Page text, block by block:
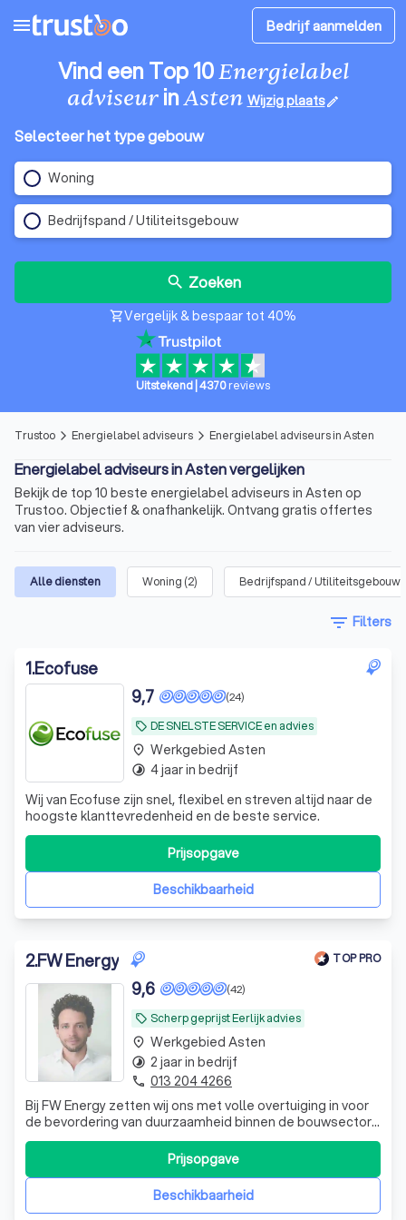
menu Bedrijf aanmelden
Vind een Top 10Energielabel
adviseurinAsten Wijzig plaatsedit
Selecteer het type gebouw
Woning
Bedrijfspand / Utiliteitsgebouw
search Zoeken
shopping_cartVergelijk & bespaar tot 40%
Uitstekend 4370reviews
Trustoo arrow_forward_ios Energielabel adviseurs arrow_forward_ios Energielabel adviseurs in Asten
Energielabel adviseurs in Asten vergelijken
Bekijk de top 10 beste energielabel adviseurs in Asten op
Trustoo. Objectief & onafhankelijk. Ontvang gratis offertes
van vier adviseurs.
Alle diensten Woning (2) Bedrijfspand / Utiliteitsgebouw
filter_list Filters
1.Ecofuse
local_offer DE SNELSTE SERVICE en advies
(24)
9,7
Wij van Ecofuse zijn snel, flexibel en streven altijd naar de
hoogste klanttevredenheid en de beste service.
Beschikbaarheid
Prijsopgave
place Werkgebied Asten
timelapse 4 jaar in bedrijf
2.FW Energy TOP PRO
local_offer Scherp geprijst Eerlijk advies
(42)
9,6
Bij FW Energy zetten wij ons met volle overtuiging in voor
de bevordering van duurzaamheid binnen de bouwsector.
Onze missie is het ondersteunen van woning- en
bedrijfspandeigenaren bij het verkrijgen van een officieel
energielabel, wat essentieel is in het streven naar een
energiezuinigere toekomstBeschikbaarheid
Prijsopgave
place Werkgebied Asten
timelapse 2 jaar in bedrijf
phone 013 204 4266